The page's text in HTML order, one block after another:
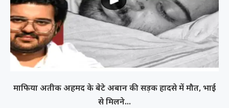
माफिया अतीक अहमद के बेटे अबान की सड़क हादसे में मौत, भाई
से मिलने...